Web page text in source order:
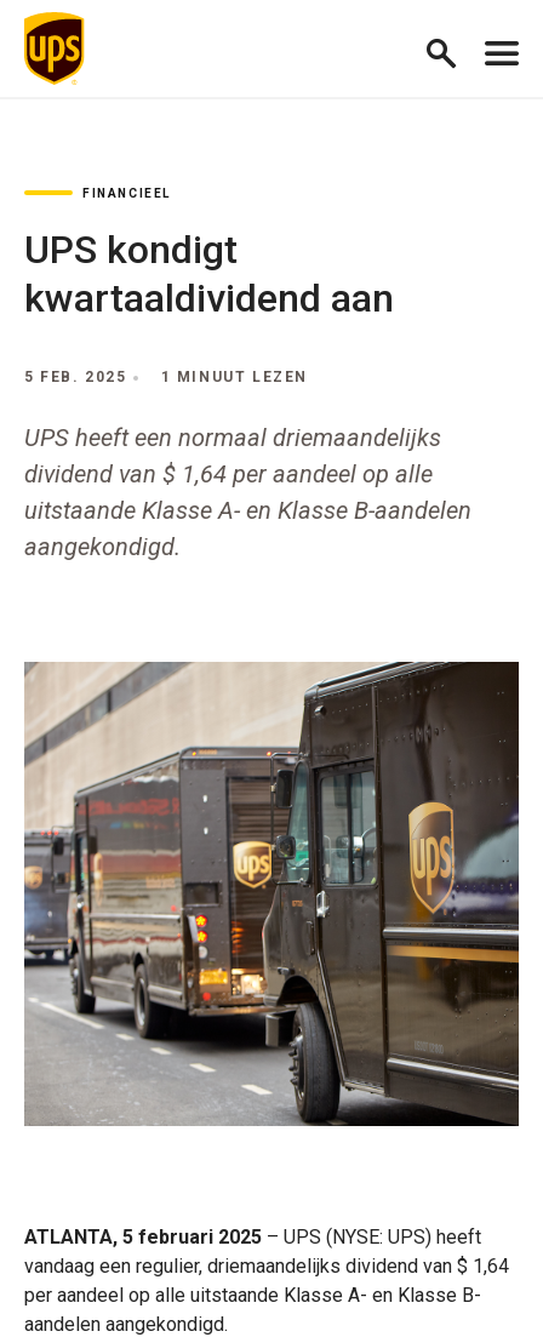
FINANCIEEL
UPS kondigt
kwartaaldividend aan
5 FEB. 2025 1 MINUUT LEZEN
UPS heeft een normaal driemaandelijks
dividend van $ 1,64 per aandeel op alle
uitstaande Klasse A- en Klasse B-aandelen
aangekondigd.
ATLANTA, 5 februari 2025 – UPS (NYSE: UPS) heeft
vandaag een regulier, driemaandelijks dividend van $ 1,64
per aandeel op alle uitstaande Klasse A- en Klasse B-
aandelen aangekondigd.